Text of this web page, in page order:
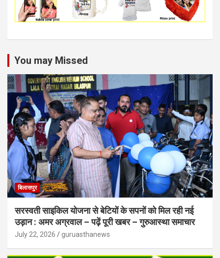
You may Missed
बिलासपुर
सरस्वती साइकिल योजना से बेटियों के सपनों को मिल रही नई
उड़ान : अमर अग्रवाल – पढ़ें पूरी खबर – गुरुआस्था समाचार
July 22, 2026 guruasthanews